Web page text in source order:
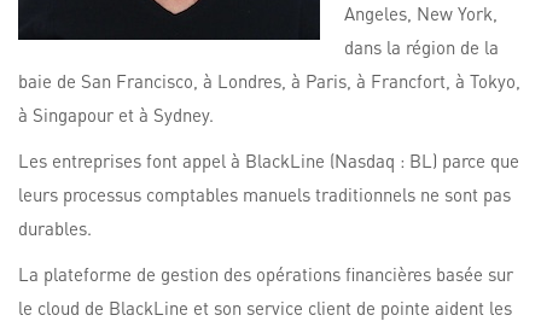
Angeles, New York,
dans la région de la
baie de San Francisco, à Londres, à Paris, à Francfort, à Tokyo,
à Singapour et à Sydney.
Les entreprises font appel à BlackLine (Nasdaq : BL) parce que
leurs processus comptables manuels traditionnels ne sont pas
durables.
La plateforme de gestion des opérations financières basée sur
le cloud de BlackLine et son service client de pointe aident les